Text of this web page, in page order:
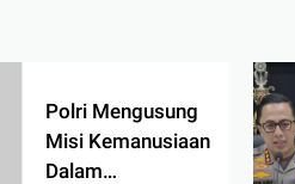
Polri Mengusung
Misi Kemanusiaan
Dalam